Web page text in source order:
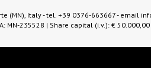
(MN), Italy - tel. +39 0376-663667- email
MN-235528 | Share capital (i.v.): € 50.000,00